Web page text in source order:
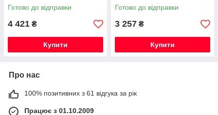
Готово до відправки
4 421 ₴
Купити
Готово до відправки
3 257 ₴
Купити
Про нас
100% позитивних з 61 відгука за рік
Працює з 01.10.2009